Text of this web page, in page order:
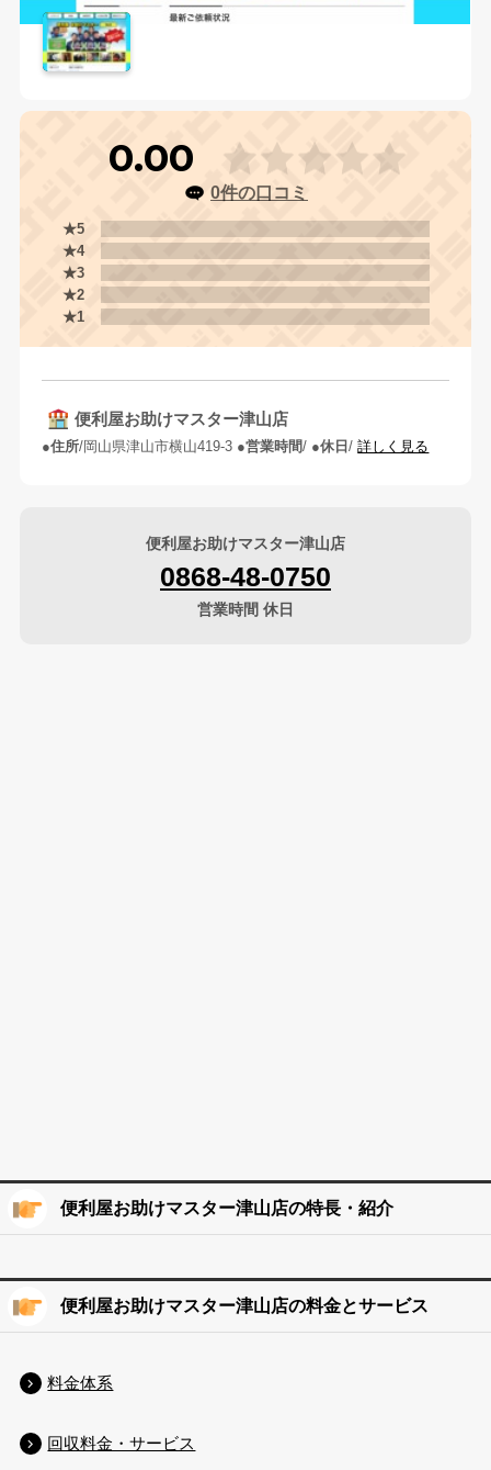
0.00
0件の口コミ
★5
★4
★3
★2
★1
便利屋お助けマスター津山店
住所 岡山県津山市横山419-3 営業時間 休日 詳しく見る
便利屋お助けマスター津山店
0868-48-0750
営業時間 休日
便利屋お助けマスター津山店の特長・紹介
便利屋お助けマスター津山店の料金とサービス
料金体系
回収料金・サービス